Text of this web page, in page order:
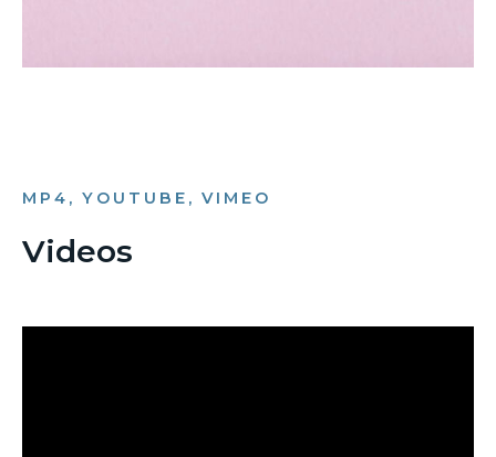
MP4, YOUTUBE, VIMEO
Videos